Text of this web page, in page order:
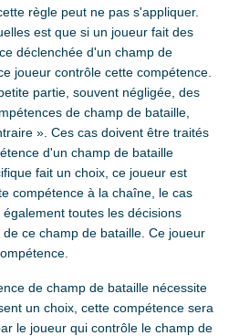
règle peut ne pas s'appliquer.
est que si un joueur fait des
déclenchée d'un champ de
joueur contrôle cette compétence.
partie, souvent négligée, des
de champ de bataille,
». Ces cas doivent être traités
d'un champ de bataille
fait un choix, ce joueur est
compétence à la chaîne, le cas
toutes les décisions
ce champ de bataille. Ce joueur
de champ de bataille nécessite
un choix, cette compétence sera
le joueur qui contrôle le champ de